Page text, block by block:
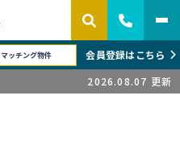
マッチング物件
会員登録はこちら
2026.08.07 更新